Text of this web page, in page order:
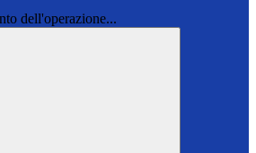
dell'operazione...